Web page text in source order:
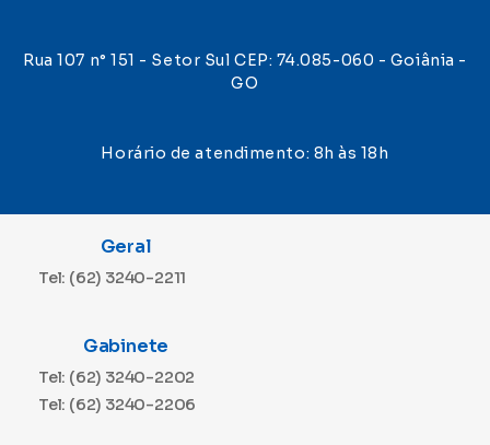
Rua 107 n° 151 - Setor Sul CEP: 74.085-060 - Goiânia -
GO
Horário de atendimento: 8h às 18h
Geral
Tel: (62) 3240-2211
Gabinete
Tel: (62) 3240-2202
Tel: (62) 3240-2206